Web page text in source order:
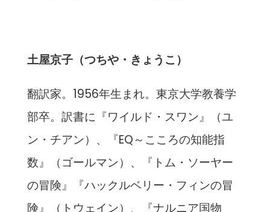
土屋京子（つちや・きょうこ）
翻訳家。1956年生まれ。東京大学教養学
部卒。訳書に『ワイルド・スワン』（ユ
ン・チアン）、『EQ～こころの知能指
数』（ゴールマン）、『トム・ソーヤー
の冒険』『ハックルベリー・フィンの冒
険』（トウェイン）、『ナルニア国物